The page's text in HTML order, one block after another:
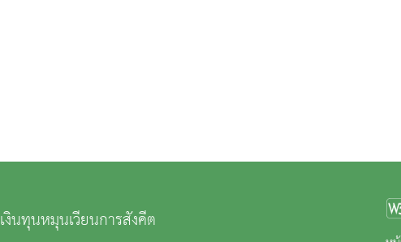
เงินทุนหมุนเวียนการสังคีต